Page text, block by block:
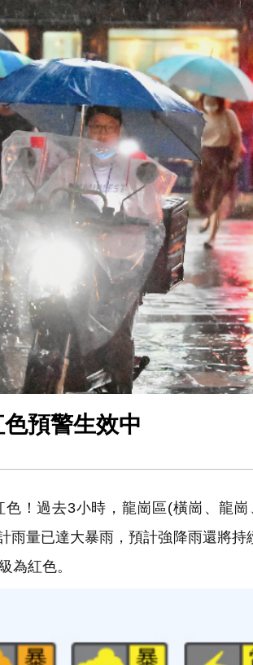
營收2.58萬億 利潤總額近936億
閱讀新玩法
正處理黎智英求情 罪證如山豈能妄想
苑火災獨立委員會工作 李家超暫停3
題
數據見證文儒沉香從傳統邁向現代
考察團來瓊考察
動消費約18億元
營收2.58萬億 利潤總額近936億
閱讀新玩法
預警生效中
！過去3小時，龍崗區(橫崗、龍
雨量已達大暴雨，預計強降雨還將
為紅色。